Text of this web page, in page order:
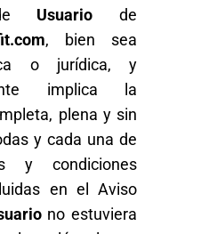
Usuario de
, bien sea
o jurídica, y
implica la
plena y sin
y cada una de
y condiciones
en el Aviso
no estuviera